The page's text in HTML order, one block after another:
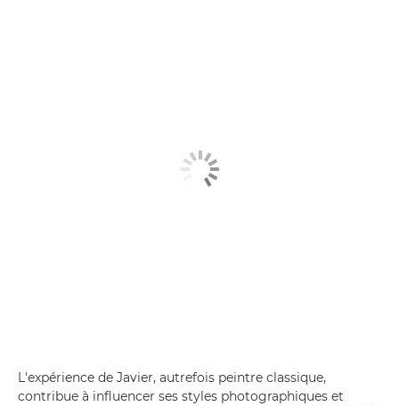
L'expérience de Javier, autrefois peintre classique,
contribue à influencer ses styles photographiques et